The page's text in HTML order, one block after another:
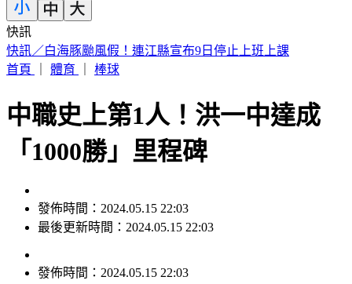
快訊
父親節曬抱兒舊照！王世堅年輕帥樣網驚呼
首頁
體育 棒球
中職史上第1人！洪一中達成
「1000勝」里程碑
發佈時間：2024.05.15 22:03
最後更新時間：2024.05.15 22:03
發佈時間： 2024.05.15 22:03